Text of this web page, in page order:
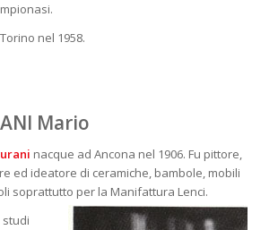
nel 1958.
Mario
nacque ad Ancona nel 1906. Fu pittore,
ed ideatore di ceramiche, bambole, mobili
soprattutto per la Manifattura Lenci.
studi